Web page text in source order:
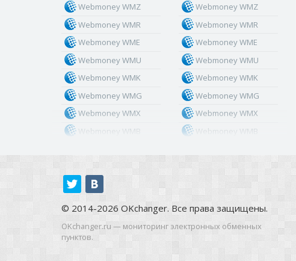
Webmoney WMZ
Webmoney WMR
Webmoney WME
Webmoney WMU
Webmoney WMK
Webmoney WMG
Webmoney WMX
Webmoney WMB
Skril INR
Skril PLN
Skril AUD
Webmoney WMZ
Webmoney WMR
Webmoney WME
Webmoney WMU
Webmoney WMK
Webmoney WMG
Webmoney WMX
Webmoney WMB
Skril GBP
© 2014-2026 OKchanger. Все права защищены.
OKchanger.ru — мониторинг электронных обменных
пунктов.